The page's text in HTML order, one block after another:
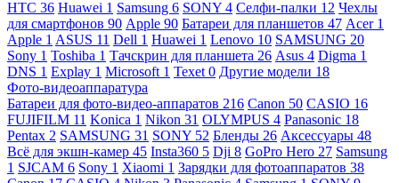
HTC 36 Huawei 1 Samsung 6 SONY 4 Селфи-палки 12 Чехлы
для смартфонов 90 Apple 90 Батареи для планшетов 47 Acer 1
Apple 1 ASUS 11 Dell 1 Huawei 1 Lenovo 10 SAMSUNG 20
Sony 1 Toshiba 1 Тачскрин для планшета 26 Asus 4 Digma 1
DNS 1 Explay 1 Microsoft 1 Texet 0 Другие модели 18
Фото-видеоаппаратура
Батареи для фото-видео-аппаратов 216 Canon 50 CASIO 16
FUJIFILM 11 Konica 1 Nikon 31 OLYMPUS 4 Panasonic 18
Pentax 2 SAMSUNG 31 SONY 52 Бленды 26 Аксессуары 48
Всё для экшн-камер 45 Insta360 5 Dji 8 GoPro Hero 27 Samsung
1 SJCAM 6 Sony 1 Xiaomi 1 Зарядки для фотоаппаратов 38